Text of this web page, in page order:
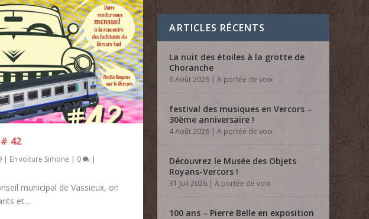
42
| En voiture Simone | 0 |
municipal de Vassieux, on
et...
ARTICLES RÉCENTS
La nuit des étoiles à la grotte de
Choranche
6 Août 2026 |A portée de voix
festival des musiques en Vercors –
30ème anniversaire !
4 Août 2026 |A portée de voix
Découvrez le Musée des Objets
Royans-Vercors !
31 Juil 2026 |A portée de voix
100 ans – Pierre Belle en exposition